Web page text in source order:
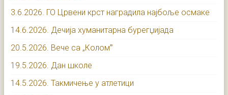
3.6.2026. ГО Црвени крст наградила најбоље осмаке
14.6.2026. Дечија хуманитарна бурегџијада
20.5.2026. Вече са „Коломˮ
19.5.2026. Дан школе
14.5.2026. Такмичење у атлетици